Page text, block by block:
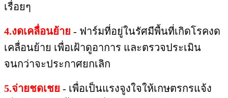
เรื่อยๆ
4.งดเคลื่อนย้าย ​ -​ ฟาร์มที่อยู่ในรัศมีพื้นที่เกิดโรคงด
เคลื่อนย้าย​ เพื่อเฝ้าดูอาการ​ และตรวจประเมิน​
จนกว่าจะประกาศยกเลิก
5.จ่ายชดเชย​ -​ เพื่อเป็นแรงจูงใจให้เกษตรกรแจ้ง